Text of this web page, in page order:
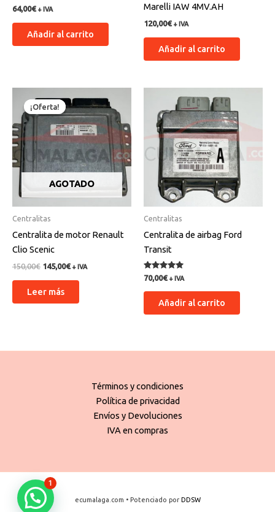
64,00€ + IVA
Añadir al carrito
Marelli IAW 4MV.AH
120,00€ + IVA
Añadir al carrito
¡Oferta!
AGOTADO
¡Oferta!
Centralitas
Centralita de motor Renault
Clio Scenic
150,00€
precio
original
era:
150,00€.
145,00€
precio
actual
es:
145,00€.
+ IVA
Leer más
Centralitas
Centralita de airbag Ford
Transit
Valorado
con
5.00
70,00€ + IVA
Añadir al carrito
Términos y condiciones
Política de privacidad
Envíos y Devoluciones
IVA en compras
ecumalaga.com • Potenciado por DDSW
1